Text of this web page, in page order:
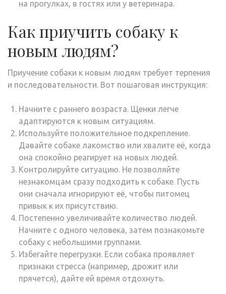
на прогулках, в гостях или у ветеринара.
Как приучить собаку к
новым людям?
Приучение собаки к новым людям требует терпения
и последовательности. Вот пошаговая инструкция:
Начните с раннего возраста. Щенки легче
адаптируются к новым ситуациям.
Используйте положительное подкрепление.
Давайте собаке лакомство или хвалите её, когда
она спокойно реагирует на новых людей.
Контролируйте ситуацию. Не позволяйте
незнакомцам сразу подходить к собаке. Пусть
они сначала игнорируют её, чтобы питомец
привык к их присутствию.
Постепенно увеличивайте количество людей.
Начните с одного человека, затем познакомьте
собаку с небольшими группами.
Избегайте перегрузки. Если собака проявляет
признаки стресса (например, дрожит или
прячется), дайте ей время отдохнуть.